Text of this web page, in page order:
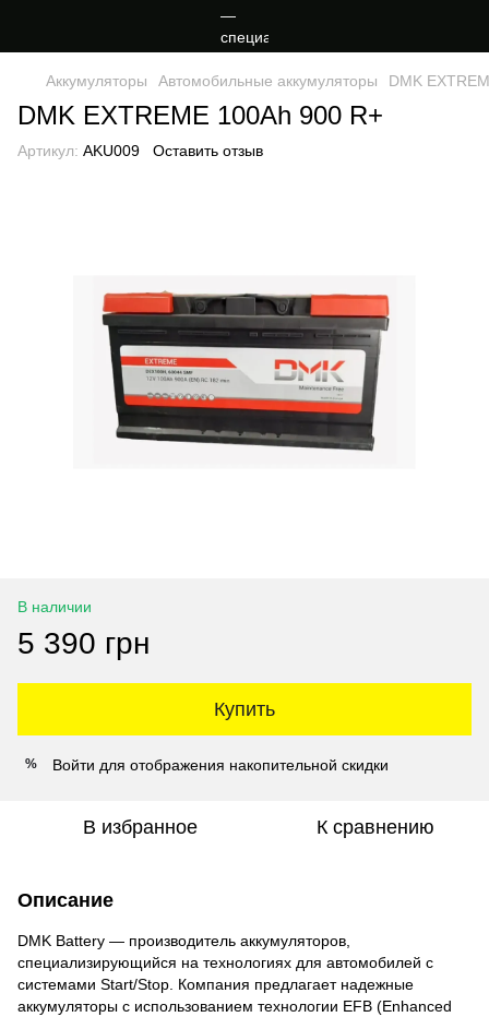
Аккумуляторы Автомобильные аккумуляторы DMK
DMK EXTREME 100Ah 900 R+
Артикул: AKU009 Оставить отзыв
В наличии
5 390 грн
Купить
% Войти для отображения накопительной скидки
В избранное К сравнению
Описание
DMK Battery — производитель аккумуляторов,
специализирующийся на технологиях для автомобилей с
системами Start/Stop. Компания предлагает надежные
аккумуляторы с использованием технологии EFB (Enhanced